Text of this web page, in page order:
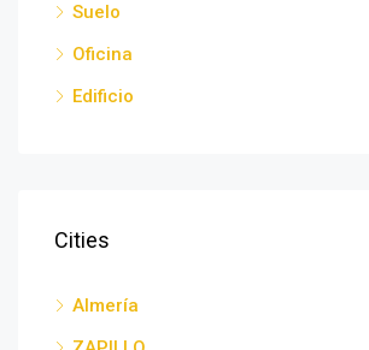
Suelo
Oficina
Edificio
Cities
Almería